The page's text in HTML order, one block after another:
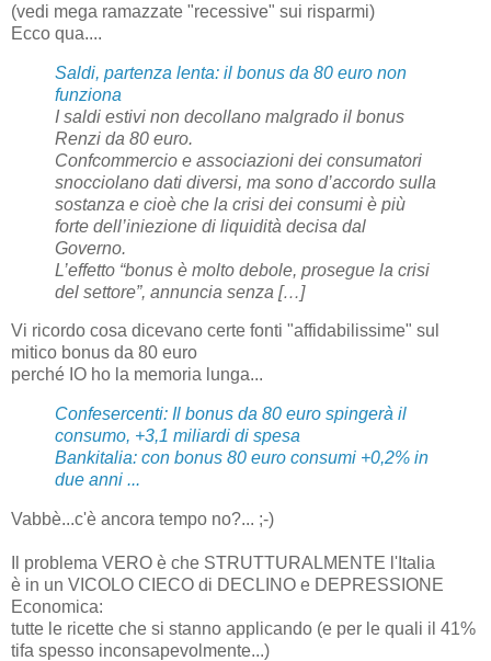
(vedi mega ramazzate "recessive" sui risparmi)
Ecco qua....
Saldi, partenza lenta: il bonus da 80 euro non
funziona
I saldi estivi non decollano malgrado il bonus
Renzi da 80 euro.
Confcommercio e associazioni dei consumatori
snocciolano dati diversi, ma sono d’accordo sulla
sostanza e cioè che la crisi dei consumi è più
forte dell’iniezione di liquidità decisa dal
Governo.
L’effetto “bonus è molto debole, prosegue la crisi
del settore”, annuncia senza […]
Vi ricordo cosa dicevano certe fonti "affidabilissime" sul
mitico bonus da 80 euro
perché IO ho la memoria lunga...
Confesercenti: Il bonus da 80 euro spingerà il
consumo, +3,1 miliardi di spesa
Bankitalia: con bonus 80 euro consumi +0,2% in
due anni ...
Vabbè...c'è ancora tempo no?... ;-)
Il problema VERO è che STRUTTURALMENTE l'Italia
è in un VICOLO CIECO di DECLINO e DEPRESSIONE
Economica:
tutte le ricette che si stanno applicando (e per le quali il 41%
tifa spesso inconsapevolmente...)